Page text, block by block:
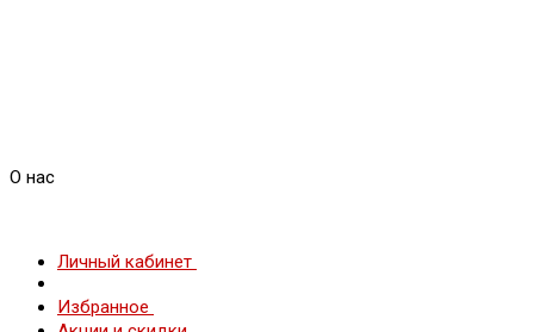
О нас
Личный кабинет
Избранное